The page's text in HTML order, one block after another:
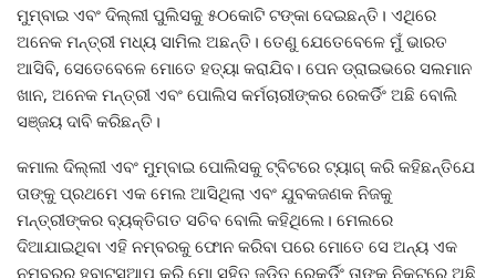
ମୁମ୍ବାଇ ଏବଂ ଦିଲ୍ଲୀ ପୁଲିସକୁ ୫୦କୋଟି ଟଙ୍କା ଦେଇଛନ୍ତି। ଏଥିରେ
ଅନେକ ମନ୍ତ୍ରୀ ମଧ୍ୟ ସାମିଲ ଅଛନ୍ତି। ତେଣୁ ଯେତେବେଳେ ମୁଁ ଭାରତ
ଆସିବି, ସେତେବେଳେ ମୋତେ ହତ୍ୟା କରାଯିବ। ପେନ ଡ୍ରାଇଭରେ ସଲମାନ
ଖାନ, ଅନେକ ମନ୍ତ୍ରୀ ଏବଂ ପୋଲିସ କର୍ମଚାରୀଙ୍କର ରେକର୍ଡିଂ ଅଛି ବୋଲି
ସଞ୍ଜୟ ଦାବି କରିଛନ୍ତି।
କମାଲ ଦିଲ୍ଲୀ ଏବଂ ମୁମ୍ବାଇ ପୋଲିସକୁ ଟ୍ବିଟରେ ଟ୍ୟାଗ୍ କରି କହିଛନ୍ତିଯେ
ତାଙ୍କୁ ପ୍ରଥମେ ଏକ ମେଲ ଆସିଥିଲା ଏବଂ ଯୁବକଜଣକ ନିଜକୁ
ମନ୍ତ୍ରୀଙ୍କର ବ୍ୟକ୍ତିଗତ ସଚିବ ବୋଲି କହିଥିଲେ। ମେଲରେ
ଦିଆଯାଇଥିବା ଏହି ନମ୍ବରକୁ ଫୋନ କରିବା ପରେ ମୋତେ ସେ ଅନ୍ୟ ଏକ
ନମ୍ବରରୁ ହ୍ବାଟସଆପ କରି ମୋ ସହିତ ଜଡ଼ିତ ରେକର୍ଡିଂ ତାଙ୍କ ନିକଟରେ ଅଛି